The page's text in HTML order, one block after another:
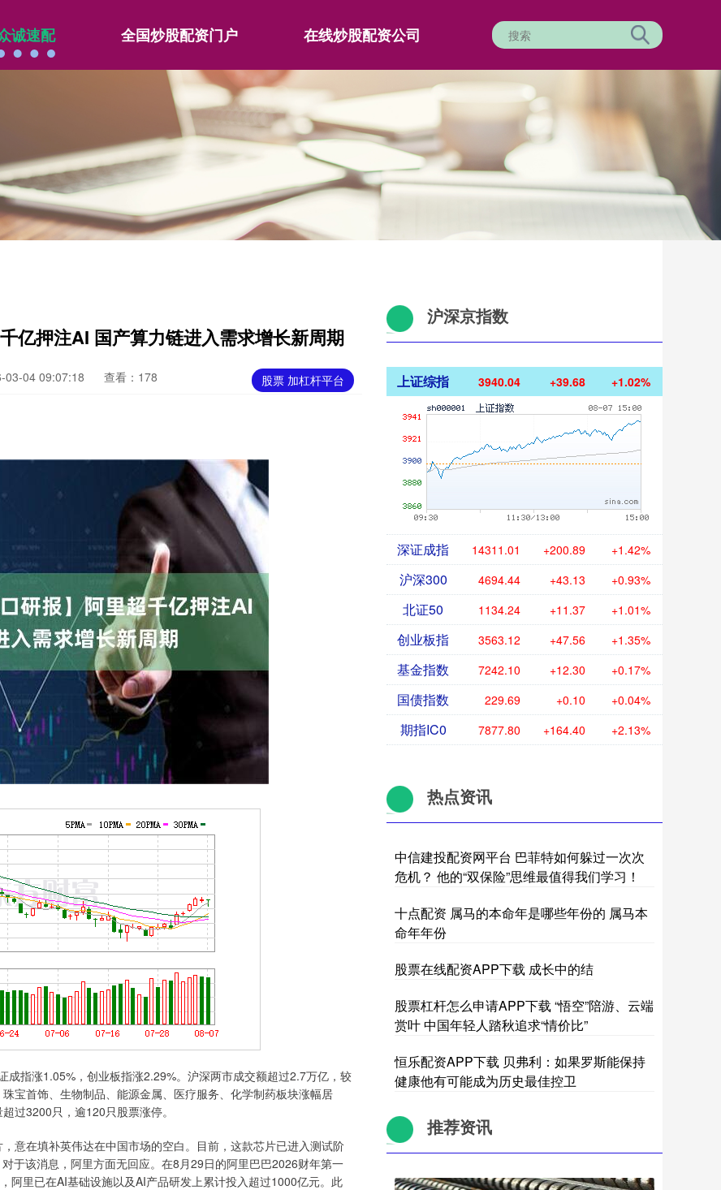
诚速配 全国炒股配资门户 在线炒股配资公司
亿押注AI 国产算力链进入需求增长新周期
股票 加杠杆平台
03-04 09:07:18 查看：178
指涨1.05%，创业板指涨2.29%。沪深两市成交额超过2.7万亿，较
宝首饰、生物制品、能源金属、医疗服务、化学制药板块涨幅居
过3200只，逾120只股票涨停。
在填补英伟达在中国市场的空白。目前，这款芯片已进入测试阶
于该消息，阿里方面无回应。在8月29日的阿里巴巴2026财年第一
阿里已在AI基础设施以及AI产品研发上累计投入超过1000亿元。此
沪深京指数
上证综指 3940.04 +39.68 +1.02%
深证成指 14311.01 +200.89 +1.42%
沪深300 4694.44 +43.13 +0.93%
北证50 1134.24 +11.37 +1.01%
创业板指 3563.12 +47.56 +1.35%
基金指数 7242.10 +12.30 +0.17%
国债指数 229.69 +0.10 +0.04%
期指IC0 7877.80 +164.40 +2.13%
热点资讯
中信建投配资网平台 巴菲特如何躲过一次次
危机？ 他的“双保险”思维最值得我们学习！
十点配资 属马的本命年是哪些年份的 属马本
命年年份
股票在线配资APP下载 成长中的结
股票杠杆怎么申请APP下载 “悟空”陪游、云端
赏叶 中国年轻人踏秋追求“情价比”
恒乐配资APP下载 贝弗利：如果罗斯能保持
健康他有可能成为历史最佳控卫
推荐资讯